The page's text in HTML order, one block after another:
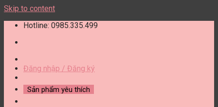
Skip to content
Hotline: 0985.335.499
Đăng nhập / Đăng ký
Sản phẩm yêu thích